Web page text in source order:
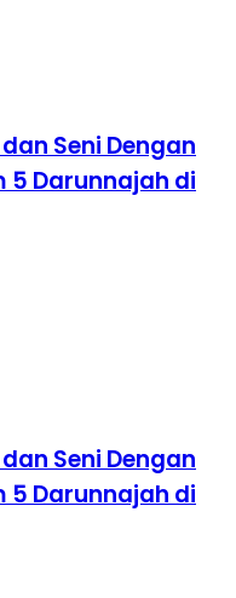
Seni Dengan
5 Darunnajah di
Seni Dengan
5 Darunnajah di